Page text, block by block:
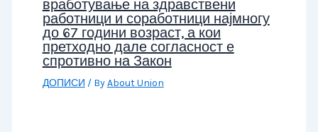
вработување на здравствени
работници и соработници најмногу
до 67 години возраст, а кои
претходно дале согласност е
спротивно на Закон
ДОПИСИ / ByAbout Union